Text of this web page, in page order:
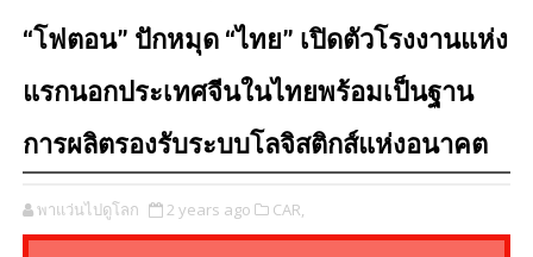
“โฟตอน” ปักหมุด “ไทย” เปิดตัวโรงงานแห่ง
แรกนอกประเทศจีนในไทยพร้อมเป็นฐาน
การผลิตรองรับระบบโลจิสติกส์แห่งอนาคต
พาแว่นไปดูโลก 2 years ago CAR,